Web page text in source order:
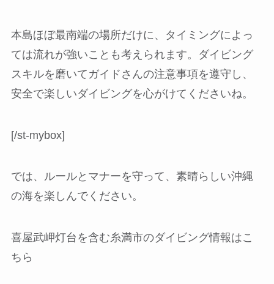
本島ほぼ最南端の場所だけに、タイミングによっ
ては流れが強いことも考えられます。ダイビング
スキルを磨いてガイドさんの注意事項を遵守し、
安全で楽しいダイビングを心がけてくださいね。
[/st-mybox]
では、ルールとマナーを守って、素晴らしい沖縄
の海を楽しんでください。
喜屋武岬灯台を含む糸満市のダイビング情報はこ
ちら